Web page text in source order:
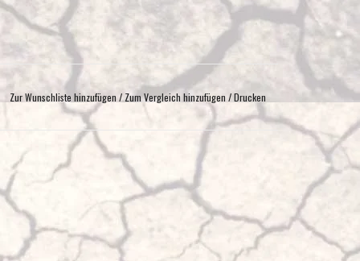
Zur Wunschliste hinzufügen/ Zum Vergleich hinzufügen /Drucken